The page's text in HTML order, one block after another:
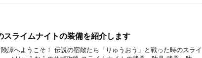
スライムナイトの装備を紹介します
譚へようこそ！ 伝説の宿敵たち「りゅうおう」と戦った時のスライ